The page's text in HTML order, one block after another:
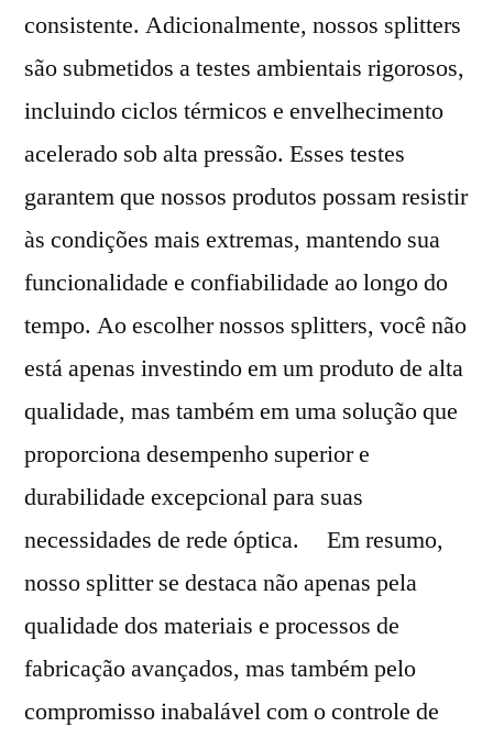
consistente. Adicionalmente, nossos splitters
são submetidos a testes ambientais rigorosos,
incluindo ciclos térmicos e envelhecimento
acelerado sob alta pressão. Esses testes
garantem que nossos produtos possam resistir
às condições mais extremas, mantendo sua
funcionalidade e confiabilidade ao longo do
tempo. Ao escolher nossos splitters, você não
está apenas investindo em um produto de alta
qualidade, mas também em uma solução que
proporciona desempenho superior e
durabilidade excepcional para suas
necessidades de rede óptica. Em resumo,
nosso splitter se destaca não apenas pela
qualidade dos materiais e processos de
fabricação avançados, mas também pelo
compromisso inabalável com o controle de